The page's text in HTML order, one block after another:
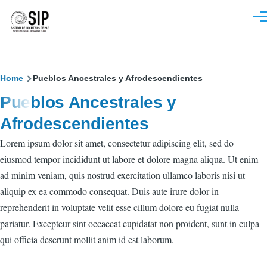
Sobrescribir
enlaces
de
ayuda
a
la
navegación
Home Pueblos Ancestrales y Afrodescendientes
Pueblos Ancestrales y
Afrodescendientes
Lorem ipsum dolor sit amet, consectetur adipiscing elit, sed do
eiusmod tempor incididunt ut labore et dolore magna aliqua. Ut enim
ad minim veniam, quis nostrud exercitation ullamco laboris nisi ut
aliquip ex ea commodo consequat. Duis aute irure dolor in
reprehenderit in voluptate velit esse cillum dolore eu fugiat nulla
pariatur. Excepteur sint occaecat cupidatat non proident, sunt in culpa
qui officia deserunt mollit anim id est laborum.